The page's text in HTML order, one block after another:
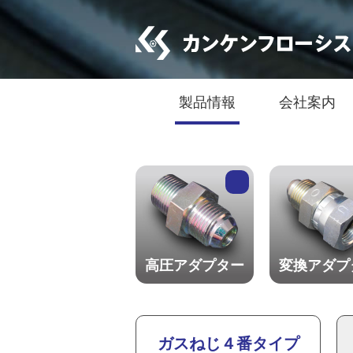
製品情報 会社案内
高圧アダプター 変換アダプ
ガスねじ４番タイプ